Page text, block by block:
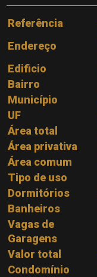
Referência
Endereço
Edificio
Bairro
Município
UF
Área total
Área privativa
Área comum
Tipo de uso
Dormitórios
Banheiros
Vagas de
Garagens
Valor total
Condomínio